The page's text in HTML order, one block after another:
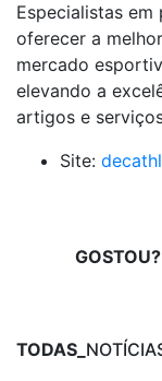
Especialistas
oferecer a
mercado
elevando a
artigos e
Site:
GOSTOU?
TODAS_